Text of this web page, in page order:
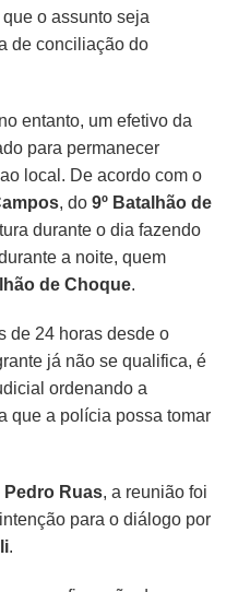
o assunto seja
de conciliação do
entanto, um efetivo da
para permanecer
local. De acordo com o
, do9º Batalhão de
durante o dia fazendo
a noite, quem
de Choque.
de 24 horas desde o
já não se qualifica, é
ordenando a
que a polícia possa tomar
Pedro Ruas, a reunião foi
para o diálogo por
.